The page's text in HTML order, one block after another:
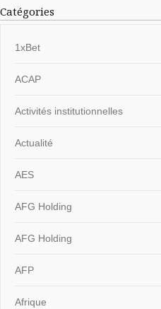
Catégories
1xBet
ACAP
Activités institutionnelles
Actualité
AES
AFG Holding
AFG Holding
AFP
Afrique